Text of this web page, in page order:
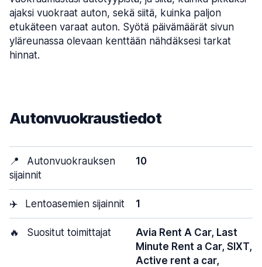
ajaksi vuokraat auton, sekä siitä, kuinka paljon
etukäteen varaat auton. Syötä päivämäärät sivun
yläreunassa olevaan kenttään nähdäksesi tarkat
hinnat.
Autonvuokraustiedot
📍
Autonvuokrauksen
sijainnit
10
✈️ Lentoasemien sijainnit 1
🔥 Suositut toimittajat
Avia Rent A Car, Last
Minute Rent a Car, SIXT,
Active rent a car,